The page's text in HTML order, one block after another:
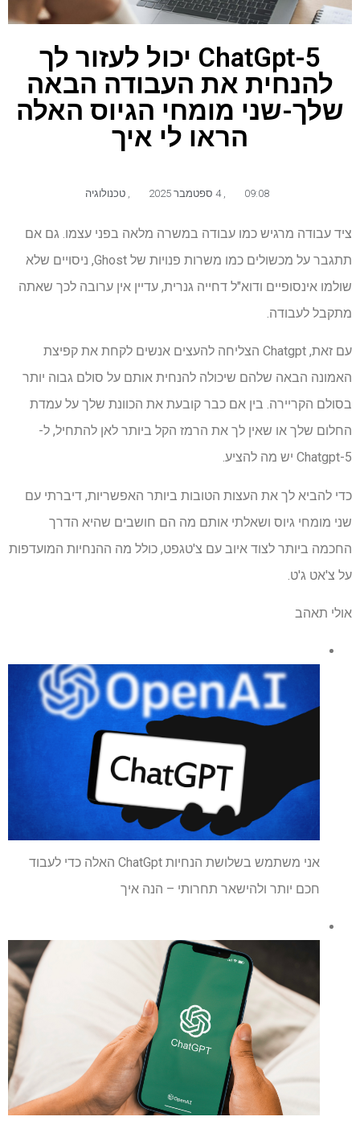
ChatGpt-5 יכול לעזור לך
להנחית את העבודה הבאה
שלך-שני מומחי הגיוס האלה
הראו לי איך
09:08 4 ספטמבר 2025 טכנולוגיה
ציד עבודה מרגיש כמו עבודה במשרה מלאה בפני עצמו. גם אם
תתגבר על מכשולים כמו משרות פנויות של Ghost, ניסויים שלא
שולמו אינסופיים ודוא"ל דחייה גנרית, עדיין אין ערובה לכך שאתה
מתקבל לעבודה.
עם זאת, Chatgpt הצליחה להעצים אנשים לקחת את קפיצת
האמונה הבאה שלהם שיכולה להנחית אותם על סולם גבוה יותר
בסולם הקריירה. בין אם כבר קובעת את הכוונת שלך על עמדת
החלום שלך או שאין לך את הרמז הקל ביותר לאן להתחיל, ל-
Chatgpt-5 יש מה להציע.
כדי להביא לך את העצות הטובות ביותר האפשריות, דיברתי עם
שני מומחי גיוס ושאלתי אותם מה הם חושבים שהיא הדרך
החכמה ביותר לצוד איוב עם צ'טגפט, כולל מה ההנחיות המועדפות
על צ'אט ג'ט.
אולי תאהב
אני משתמש בשלושת הנחיות ChatGpt האלה כדי לעבוד
חכם יותר ולהישאר תחרותי – הנה איך